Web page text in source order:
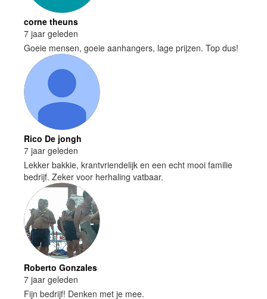
corne theuns
7 jaar geleden
Goeie mensen, goeie aanhangers, lage prijzen. Top dus!
Rico De jongh
7 jaar geleden
Lekker bakkie, krantvriendelijk en een echt mooi familie
bedrijf. Zeker voor herhaling vatbaar.
Roberto Gonzales
7 jaar geleden
Fijn bedrijf! Denken met je mee.